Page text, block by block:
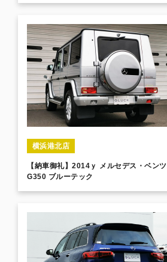
横浜港北店
【納車御礼】2014ｙ メルセデス・ベンツ
G350 ブルーテック